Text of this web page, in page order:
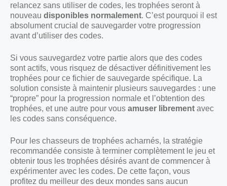
relancez sans utiliser de codes, les trophées seront à
nouveau disponibles normalement. C’est pourquoi il est
absolument crucial de sauvegarder votre progression
avant d’utiliser des codes.
Si vous sauvegardez votre partie alors que des codes
sont actifs, vous risquez de désactiver définitivement les
trophées pour ce fichier de sauvegarde spécifique. La
solution consiste à maintenir plusieurs sauvegardes : une
“propre” pour la progression normale et l’obtention des
trophées, et une autre pour vous amuser librement avec
les codes sans conséquence.
Pour les chasseurs de trophées acharnés, la stratégie
recommandée consiste à terminer complètement le jeu et
obtenir tous les trophées désirés avant de commencer à
expérimenter avec les codes. De cette façon, vous
profitez du meilleur des deux mondes sans aucun